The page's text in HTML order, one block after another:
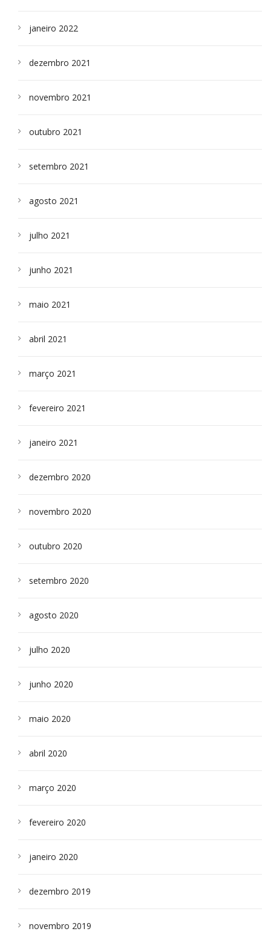
janeiro 2022
dezembro 2021
novembro 2021
outubro 2021
setembro 2021
agosto 2021
julho 2021
junho 2021
maio 2021
abril 2021
março 2021
fevereiro 2021
janeiro 2021
dezembro 2020
novembro 2020
outubro 2020
setembro 2020
agosto 2020
julho 2020
junho 2020
maio 2020
abril 2020
março 2020
fevereiro 2020
janeiro 2020
dezembro 2019
novembro 2019